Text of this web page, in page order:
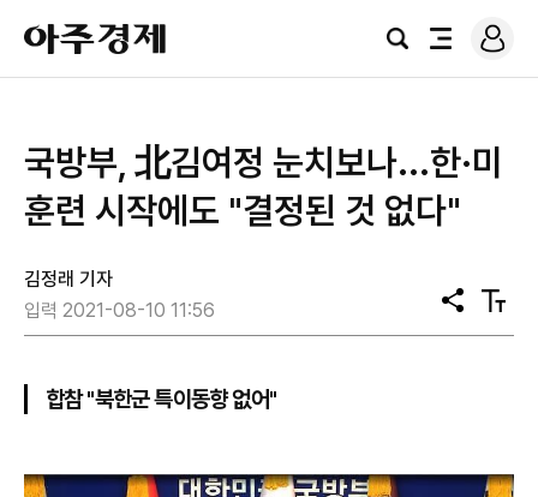
아
주
경
검
전
로
그
국방부, 北김여정 눈치보나...한·미
훈련 시작에도 "결정된 것 없다"
김정래 기자
입력 2021-08-10 11:56
공
유
텍
스
합참 "북한군 특이동향 없어"